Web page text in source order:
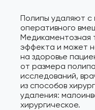
Полипы удаляют
оперативного
Медикаментозная
эффекта и может
на здоровье
от размера
исследований,
из способов
удаления:
хирургическое.